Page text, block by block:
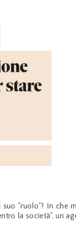
"ruolo"? In che
la società", un